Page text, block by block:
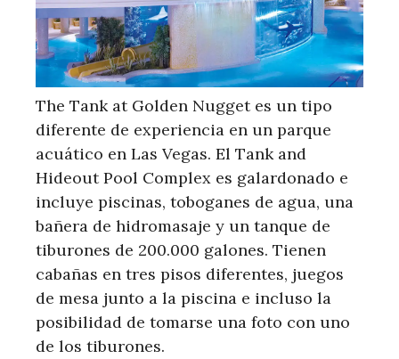
The Tank at Golden Nugget es un tipo
diferente de experiencia en un parque
acuático en Las Vegas. El Tank and
Hideout Pool Complex es galardonado e
incluye piscinas, toboganes de agua, una
bañera de hidromasaje y un tanque de
tiburones de 200.000 galones. Tienen
cabañas en tres pisos diferentes, juegos
de mesa junto a la piscina e incluso la
posibilidad de tomarse una foto con uno
de los tiburones.